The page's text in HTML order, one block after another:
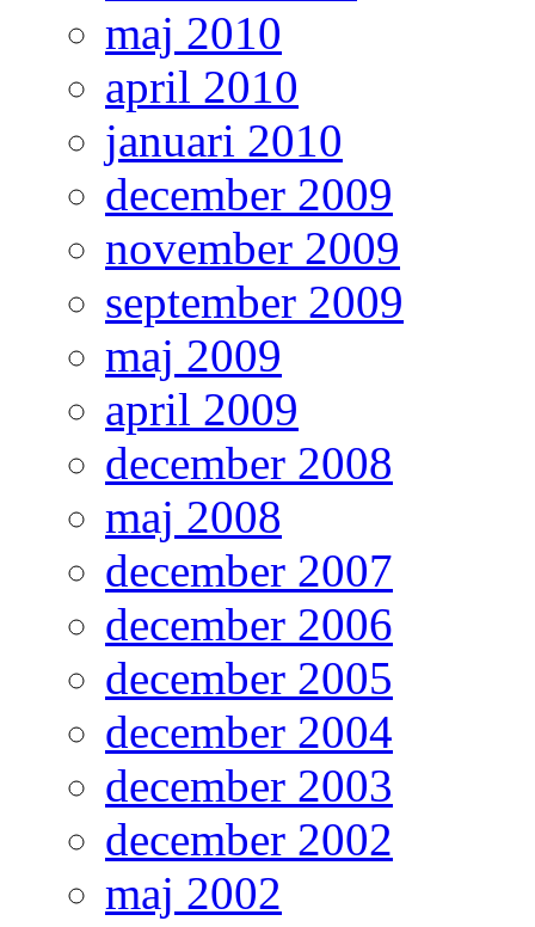
maj 2010
april 2010
januari 2010
december 2009
november 2009
september 2009
maj 2009
april 2009
december 2008
maj 2008
december 2007
december 2006
december 2005
december 2004
december 2003
december 2002
maj 2002